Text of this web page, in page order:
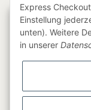
Gesetzliche
Express
Einstellung
unten). Weitere
in unserer